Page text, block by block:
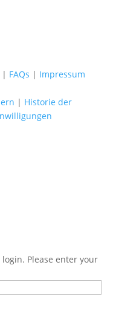
| FAQs | Impressum
| Historie der
Please enter your